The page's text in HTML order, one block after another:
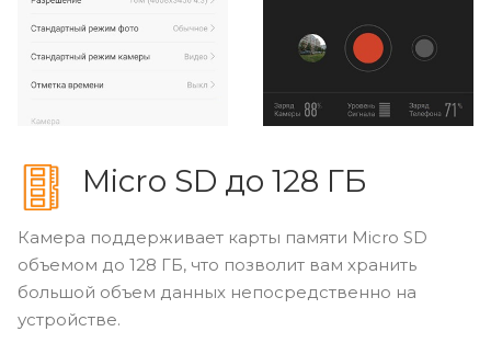
Micro SD до 128 ГБ
Камера поддерживает карты памяти Micro SD
объемом до 128 ГБ, что позволит вам хранить
большой объем данных непосредственно на
устройстве.